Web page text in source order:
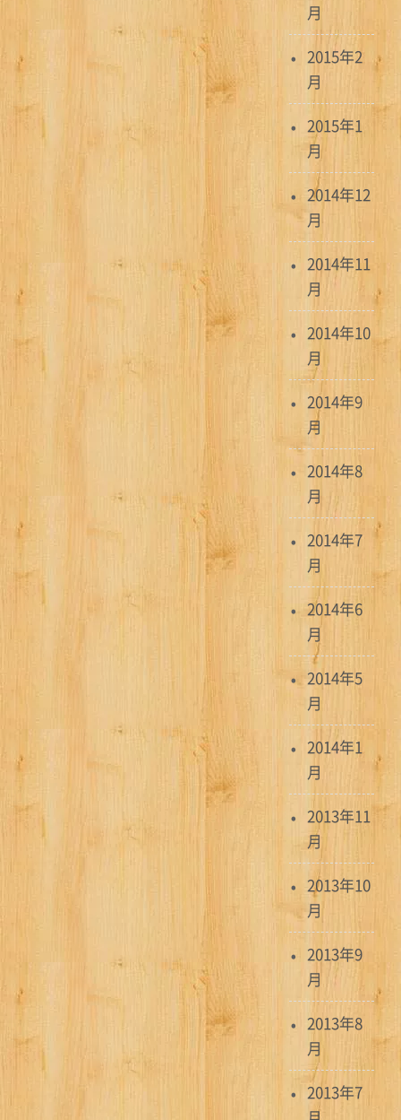
月
2015年2
月
2015年1
月
2014年12
月
2014年11
月
2014年10
月
2014年9
月
2014年8
月
2014年7
月
2014年6
月
2014年5
月
2014年1
月
2013年11
月
2013年10
月
2013年9
月
2013年8
月
2013年7